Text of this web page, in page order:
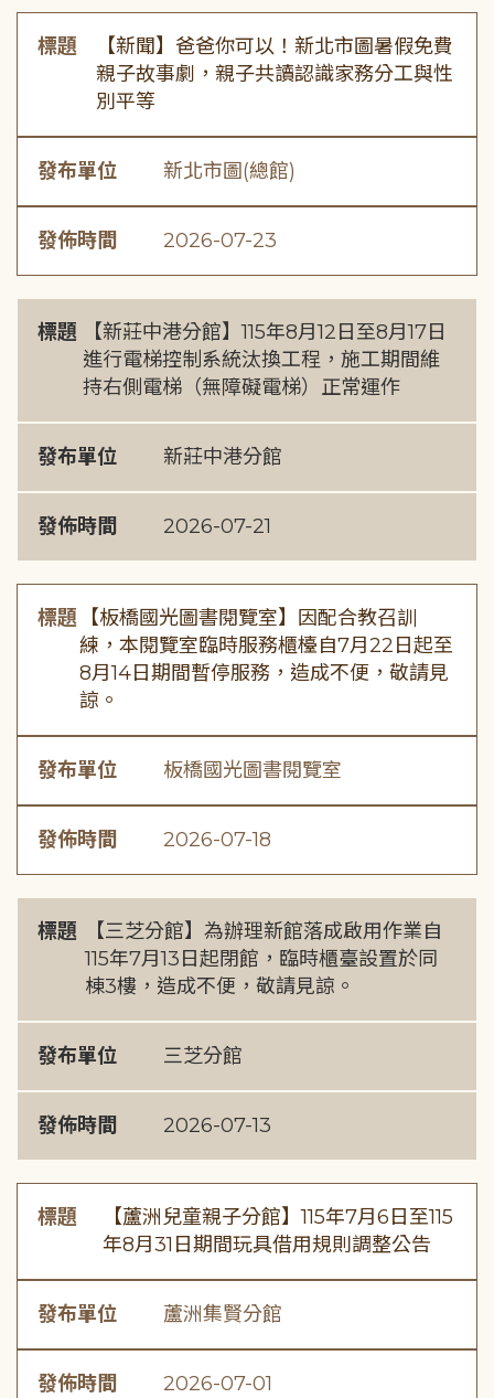
標題
【新聞】爸爸你可以！新北市圖暑假免費
親子故事劇，親子共讀認識家務分工與性
別平等
發布單位 新北市圖(總館)
發佈時間 2026-07-23
標題
【新莊中港分館】115年8月12日至8月17日
進行電梯控制系統汰換工程，施工期間維
持右側電梯（無障礙電梯）正常運作
發布單位 新莊中港分館
發佈時間 2026-07-21
標題
【板橋國光圖書閱覽室】因配合教召訓
練，本閱覽室臨時服務櫃檯自7月22日起至
8月14日期間暫停服務，造成不便，敬請見
諒。
發布單位 板橋國光圖書閱覽室
發佈時間 2026-07-18
標題
【三芝分館】為辦理新館落成啟用作業自
115年7月13日起閉館，臨時櫃臺設置於同
棟3樓，造成不便，敬請見諒。
發布單位 三芝分館
發佈時間 2026-07-13
標題
【蘆洲兒童親子分館】115年7月6日至115
年8月31日期間玩具借用規則調整公告
發布單位 蘆洲集賢分館
發佈時間 2026-07-01